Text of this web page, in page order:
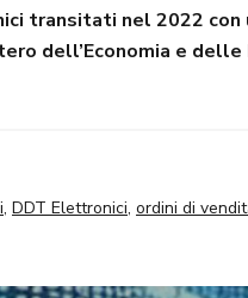
transitati nel 2022 con
dell’Economia e delle
, DDT Elettronici, ordini di